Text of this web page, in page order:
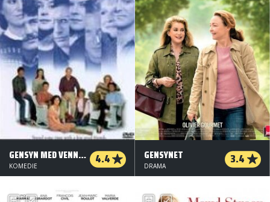
GENSYN MED VENNERNE 4.4
KOMEDIE
GENSYNET 3.4
DRAMA